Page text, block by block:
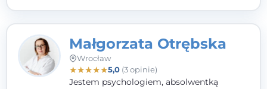
Małgorzata Otrębska
Wrocław
★★★★★5,0(3 opinie)
Jestem psychologiem, absolwentką